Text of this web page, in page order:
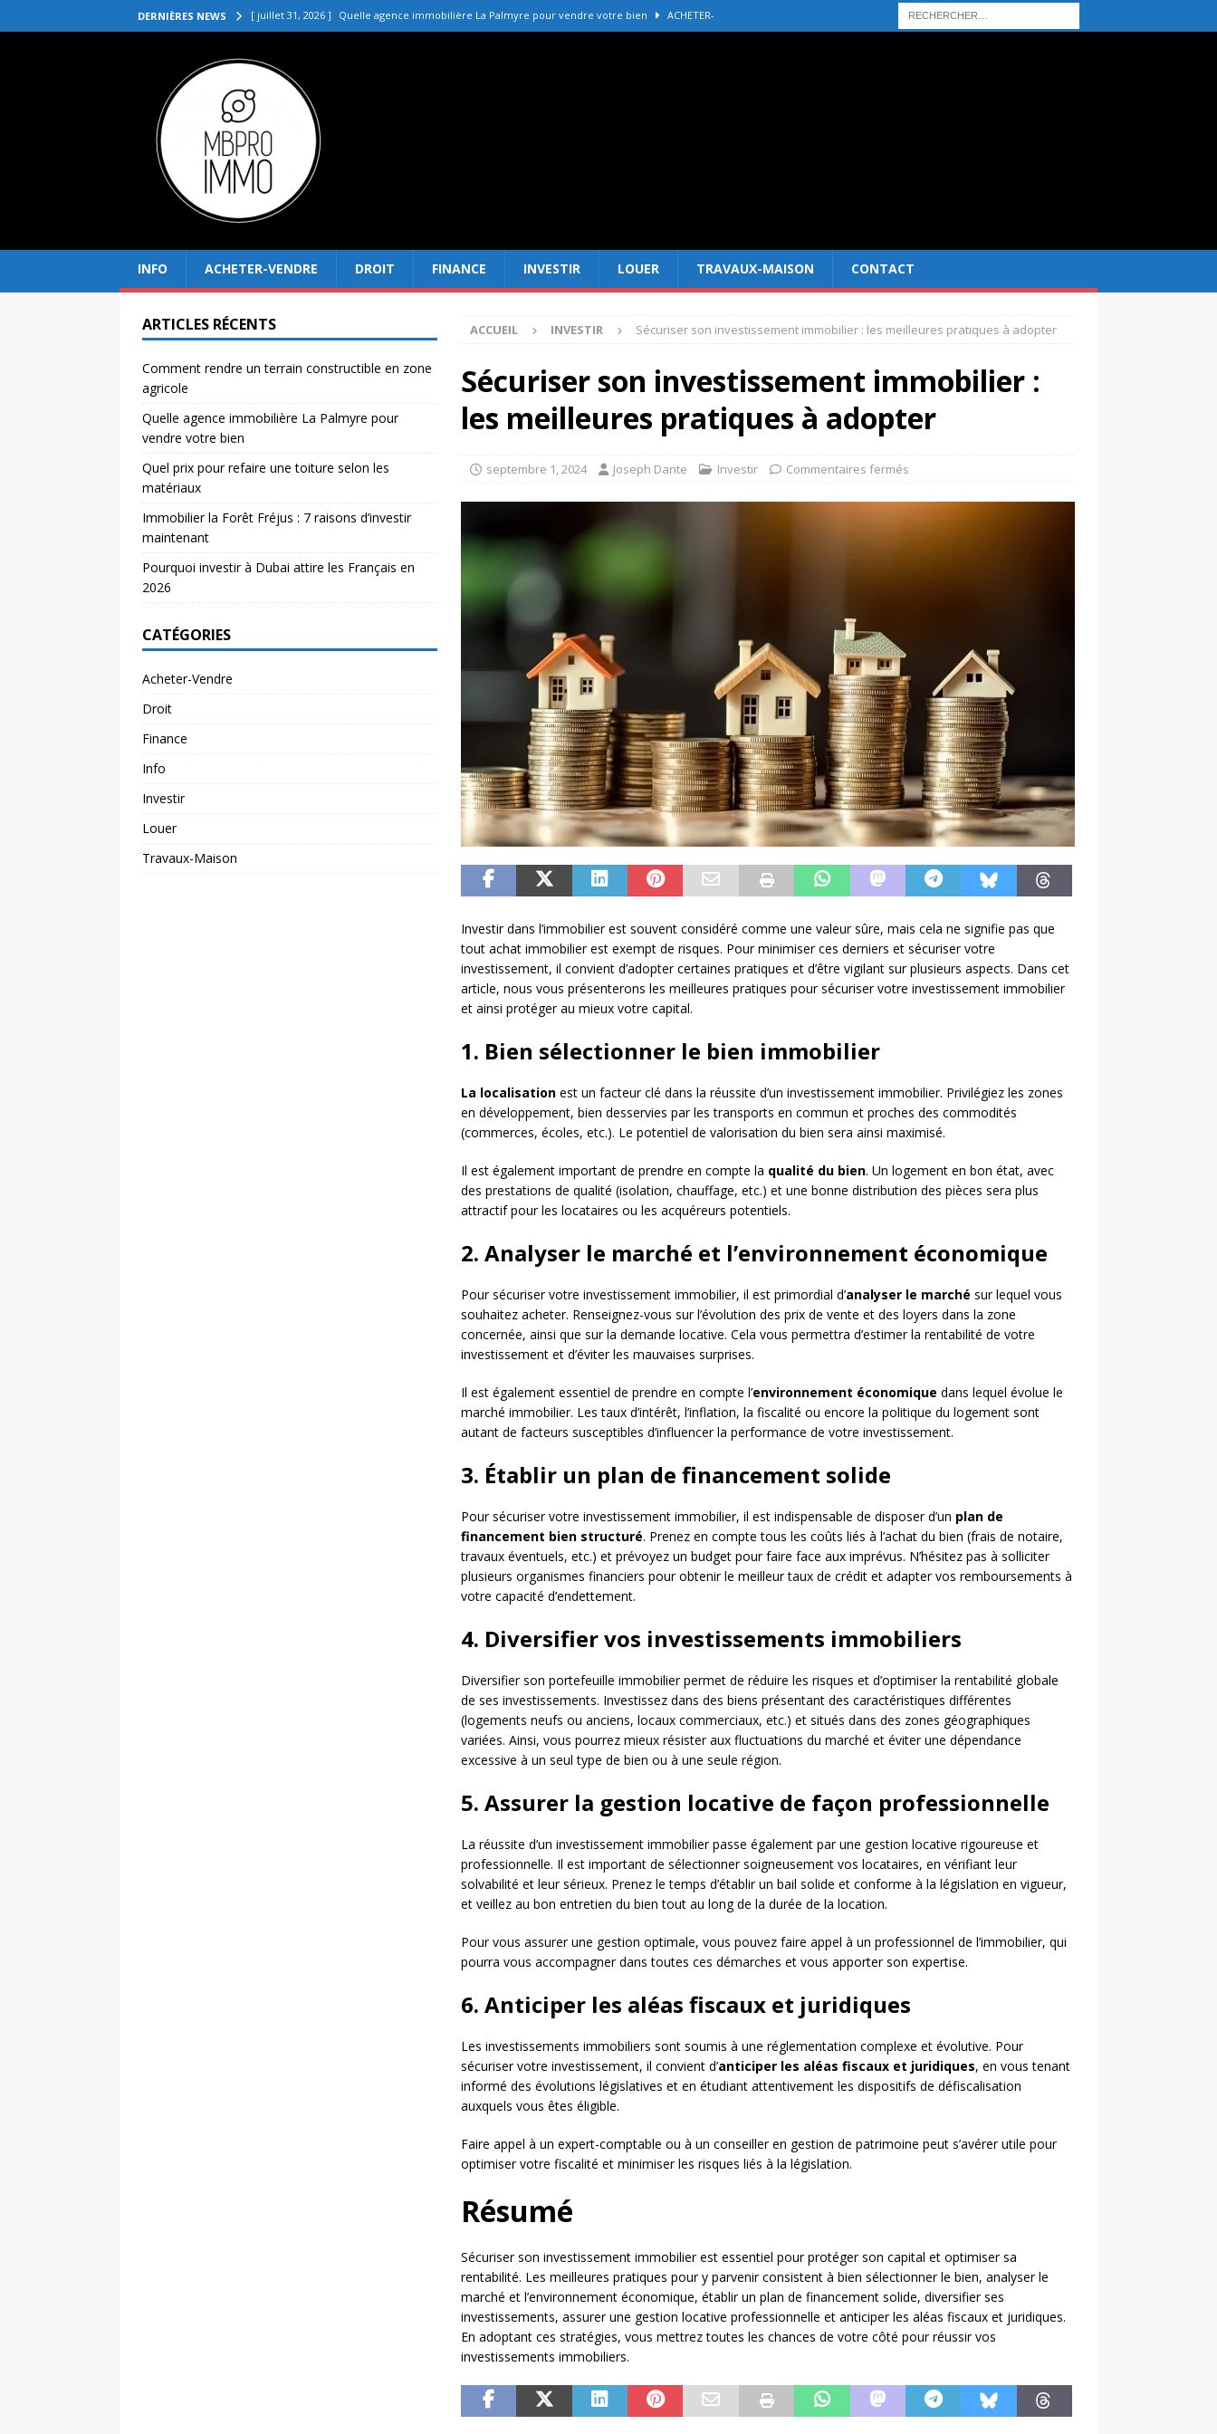
DERNIÈRES NEWS [ juillet 31, 2026 ] Quelle agence immobilière La Palmyre pour vendre votre bien ACHETER-
[ juillet 27, 2026 ]
[ juillet 23, 2026 ]
[ juillet 19, 2026 ]
[ août 4, 2026 ]
INFO ACHETER-VENDRE DROIT FINANCE INVESTIR LOUER TRAVAUX-MAISON CONTACT
ACCUEIL INVESTIR Sécuriser son investissement immobilier : les meilleures pratiques à adopter
Sécuriser son investissement immobilier :
les meilleures pratiques à adopter
septembre 1, 2024 Joseph Dante Investir Commentaires fermés
Investir dans l’immobilier est souvent considéré comme une valeur sûre, mais cela ne signifie pas que
tout achat immobilier est exempt de risques. Pour minimiser ces derniers et sécuriser votre
investissement, il convient d’adopter certaines pratiques et d’être vigilant sur plusieurs aspects. Dans cet
article, nous vous présenterons les meilleures pratiques pour sécuriser votre investissement immobilier
et ainsi protéger au mieux votre capital.
1. Bien sélectionner le bien immobilier
La localisationest un facteur clé dans la réussite d’un investissement immobilier. Privilégiez les zones
en développement, bien desservies par les transports en commun et proches des commodités
(commerces, écoles, etc.). Le potentiel de valorisation du bien sera ainsi maximisé.
Il est également important de prendre en compte la qualité du bien. Un logement en bon état, avec
des prestations de qualité (isolation, chauffage, etc.) et une bonne distribution des pièces sera plus
attractif pour les locataires ou les acquéreurs potentiels.
2. Analyser le marché et l’environnement économique
Pour sécuriser votre investissement immobilier, il est primordial d’analyser le marché sur lequel vous
souhaitez acheter. Renseignez-vous sur l’évolution des prix de vente et des loyers dans la zone
concernée, ainsi que sur la demande locative. Cela vous permettra d’estimer la rentabilité de votre
investissement et d’éviter les mauvaises surprises.
Il est également essentiel de prendre en compte l’environnement économique dans lequel évolue le
marché immobilier. Les taux d’intérêt, l’inflation, la fiscalité ou encore la politique du logement sont
autant de facteurs susceptibles d’influencer la performance de votre investissement.
3. Établir un plan de financement solide
Pour sécuriser votre investissement immobilier, il est indispensable de disposer d’un plan de
financement bien structuré. Prenez en compte tous les coûts liés à l’achat du bien (frais de notaire,
travaux éventuels, etc.) et prévoyez un budget pour faire face aux imprévus. N’hésitez pas à solliciter
plusieurs organismes financiers pour obtenir le meilleur taux de crédit et adapter vos remboursements à
votre capacité d’endettement.
4. Diversifier vos investissements immobiliers
Diversifier son portefeuille immobilier permet de réduire les risques et d’optimiser la rentabilité globale
de ses investissements. Investissez dans des biens présentant des caractéristiques différentes
(logements neufs ou anciens, locaux commerciaux, etc.) et situés dans des zones géographiques
variées. Ainsi, vous pourrez mieux résister aux fluctuations du marché et éviter une dépendance
excessive à un seul type de bien ou à une seule région.
5. Assurer la gestion locative de façon professionnelle
La réussite d’un investissement immobilier passe également par une gestion locative rigoureuse et
professionnelle. Il est important de sélectionner soigneusement vos locataires, en vérifiant leur
solvabilité et leur sérieux. Prenez le temps d’établir un bail solide et conforme à la législation en vigueur,
et veillez au bon entretien du bien tout au long de la durée de la location.
Pour vous assurer une gestion optimale, vous pouvez faire appel à un professionnel de l’immobilier, qui
pourra vous accompagner dans toutes ces démarches et vous apporter son expertise.
6. Anticiper les aléas fiscaux et juridiques
Les investissements immobiliers sont soumis à une réglementation complexe et évolutive. Pour
sécuriser votre investissement, il convient d’anticiper les aléas fiscaux et juridiques, en vous tenant
informé des évolutions législatives et en étudiant attentivement les dispositifs de défiscalisation
auxquels vous êtes éligible.
Faire appel à un expert-comptable ou à un conseiller en gestion de patrimoine peut s’avérer utile pour
optimiser votre fiscalité et minimiser les risques liés à la législation.
Résumé
Sécuriser son investissement immobilier est essentiel pour protéger son capital et optimiser sa
rentabilité. Les meilleures pratiques pour y parvenir consistent à bien sélectionner le bien, analyser le
marché et l’environnement économique, établir un plan de financement solide, diversifier ses
investissements, assurer une gestion locative professionnelle et anticiper les aléas fiscaux et juridiques.
En adoptant ces stratégies, vous mettrez toutes les chances de votre côté pour réussir vos
investissements immobiliers.
ARTICLES RÉCENTS
Comment rendre un terrain constructible en zone
agricole
Quelle agence immobilière La Palmyre pour
vendre votre bien
Quel prix pour refaire une toiture selon les
matériaux
Immobilier la Forêt Fréjus : 7 raisons d’investir
maintenant
Pourquoi investir à Dubai attire les Français en
2026
CATÉGORIES
Acheter-Vendre
Droit
Finance
Info
Investir
Louer
Travaux-Maison